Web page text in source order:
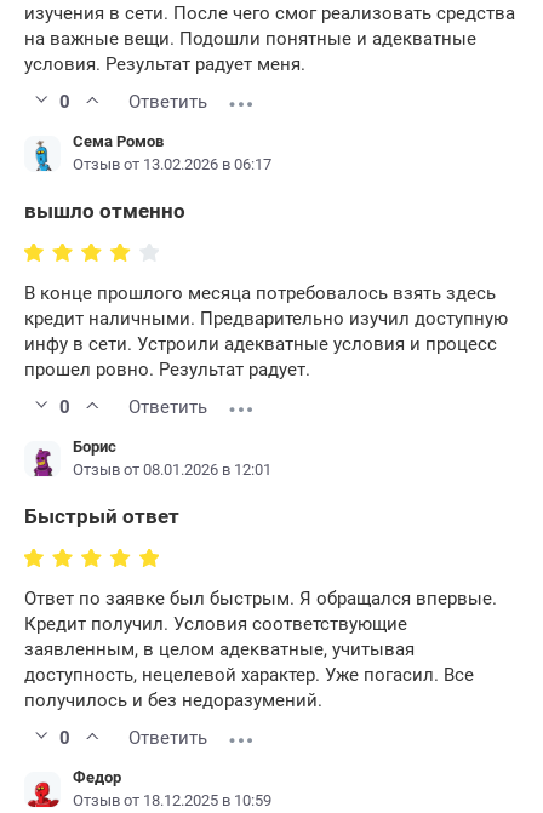
изучения в сети. После чего смог реализовать средства
на важные вещи. Подошли понятные и адекватные
условия. Результат радует меня.
0
Ответить
Сема Ромов
Отзыв от 13.02.2026 в 06:17
вышло отменно
В конце прошлого месяца потребовалось взять здесь
кредит наличными. Предварительно изучил доступную
инфу в сети. Устроили адекватные условия и процесс
прошел ровно. Результат радует.
0
Ответить
Борис
Отзыв от 08.01.2026 в 12:01
Быстрый ответ
Ответ по заявке был быстрым. Я обращался впервые.
Кредит получил. Условия соответствующие
заявленным, в целом адекватные, учитывая
доступность, нецелевой характер. Уже погасил. Все
получилось и без недоразумений.
0
Ответить
Федор
Отзыв от 18.12.2025 в 10:59